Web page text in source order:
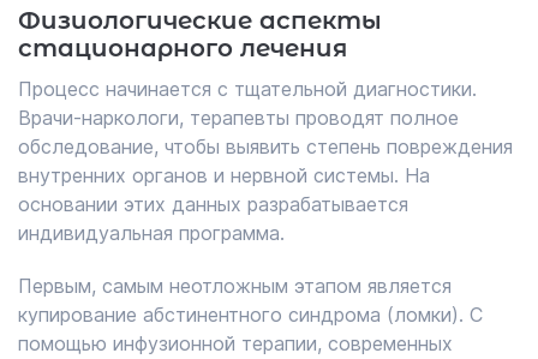
Физиологические аспекты
стационарного лечения
Процесс начинается с тщательной диагностики.
Врачи-наркологи, терапевты проводят полное
обследование, чтобы выявить степень повреждения
внутренних органов и нервной системы. На
основании этих данных разрабатывается
индивидуальная программа.
Первым, самым неотложным этапом является
купирование абстинентного синдрома (ломки). С
помощью инфузионной терапии, современных